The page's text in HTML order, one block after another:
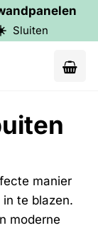
Sluiten
manier
te blazen.
moderne